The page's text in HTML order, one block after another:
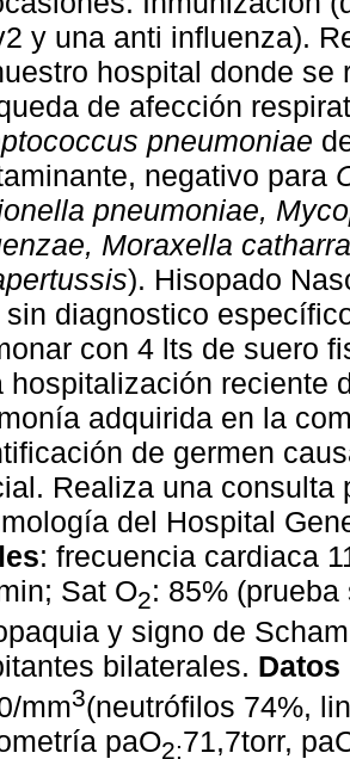
y una anti influenza).
hospital donde
de afección
pneumoniae
negativo para
pneumoniae,
Moraxella
). Hisopado
sin diagnostico
con 4 lts de suero
hospitalización reciente
adquirida en la
de germen
Realiza una consulta
del Hospital
: frecuencia cardiaca
Sat O2: 85%
y signo de
bilaterales.
mm3(neutrófilos 74%,
paO2:71,7torr,